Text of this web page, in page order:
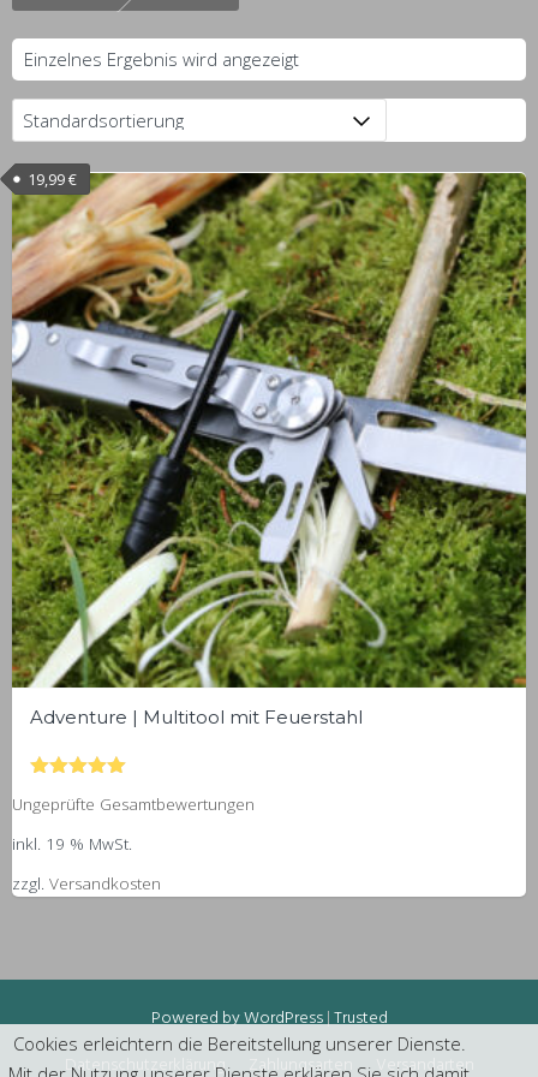
Einzelnes Ergebnis wird angezeigt
Adventure | Multitool mit Feuerstahl
mit
5
Ungeprüfte Gesamtbewertungen
19,99€
inkl. 19 % MwSt.
zzgl. Versandkosten
Powered by WordPress|Trusted
Datenschutzerklärung
Zahlungsarten Versandarten
Cookies erleichtern die Bereitstellung unserer Dienste.